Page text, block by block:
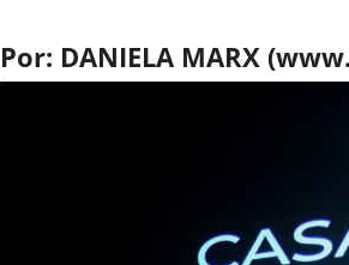
Por: DANIELA MARX (